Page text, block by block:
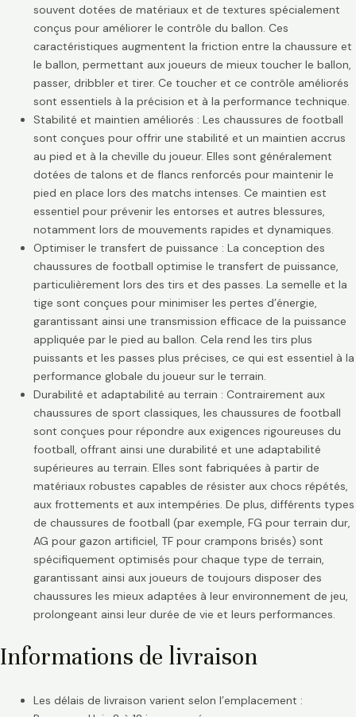
souvent dotées de matériaux et de textures spécialement
conçus pour améliorer le contrôle du ballon. Ces
caractéristiques augmentent la friction entre la chaussure et
le ballon, permettant aux joueurs de mieux toucher le ballon,
passer, dribbler et tirer. Ce toucher et ce contrôle améliorés
sont essentiels à la précision et à la performance technique.
Stabilité et maintien améliorés : Les chaussures de football
sont conçues pour offrir une stabilité et un maintien accrus
au pied et à la cheville du joueur. Elles sont généralement
dotées de talons et de flancs renforcés pour maintenir le
pied en place lors des matchs intenses. Ce maintien est
essentiel pour prévenir les entorses et autres blessures,
notamment lors de mouvements rapides et dynamiques.
Optimiser le transfert de puissance : La conception des
chaussures de football optimise le transfert de puissance,
particulièrement lors des tirs et des passes. La semelle et la
tige sont conçues pour minimiser les pertes d’énergie,
garantissant ainsi une transmission efficace de la puissance
appliquée par le pied au ballon. Cela rend les tirs plus
puissants et les passes plus précises, ce qui est essentiel à la
performance globale du joueur sur le terrain.
Durabilité et adaptabilité au terrain : Contrairement aux
chaussures de sport classiques, les chaussures de football
sont conçues pour répondre aux exigences rigoureuses du
football, offrant ainsi une durabilité et une adaptabilité
supérieures au terrain. Elles sont fabriquées à partir de
matériaux robustes capables de résister aux chocs répétés,
aux frottements et aux intempéries. De plus, différents types
de chaussures de football (par exemple, FG pour terrain dur,
AG pour gazon artificiel, TF pour crampons brisés) sont
spécifiquement optimisés pour chaque type de terrain,
garantissant ainsi aux joueurs de toujours disposer des
chaussures les mieux adaptées à leur environnement de jeu,
prolongeant ainsi leur durée de vie et leurs performances.
Informations de livraison
Les délais de livraison varient selon l’emplacement :